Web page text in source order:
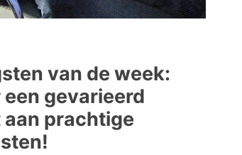
van de week:
gevarieerd
aan prachtige